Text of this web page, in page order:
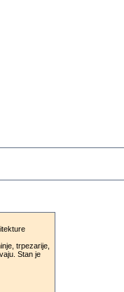
trpezarije,
Stan je